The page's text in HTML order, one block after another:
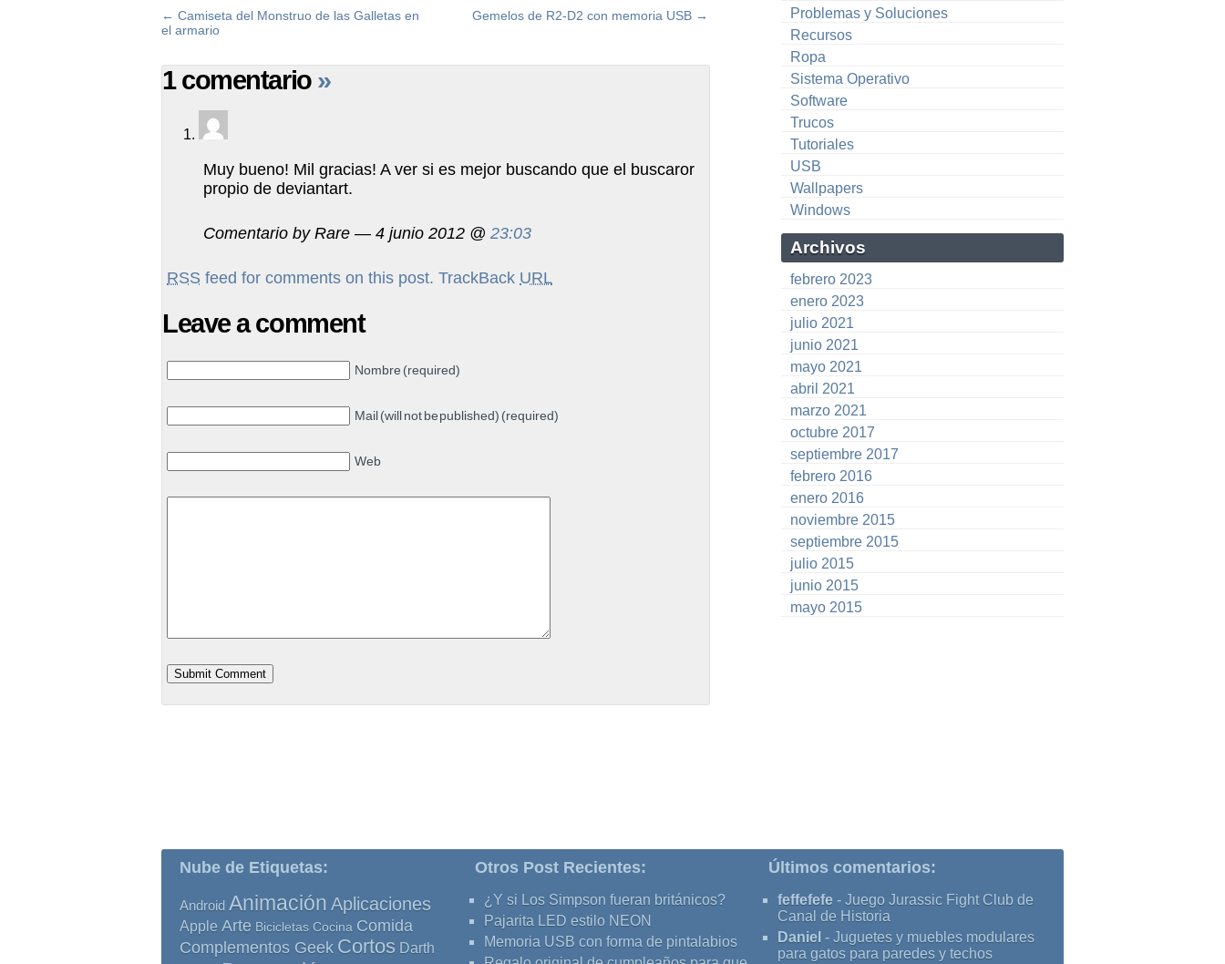
Gemelos de R2-D2 con memoria USB →
← Camiseta del Monstruo de las Galletas en
el armario
1 comentario »
Muy bueno! Mil gracias! A ver si es mejor buscando que el buscaror
propio de deviantart.
Comentario by Rare — 4 junio 2012 @ 23:03
RSS feed for comments on this post. TrackBack URL
Leave a comment
Nombre (required)
Mail (will not be published) (required)
Web
Problemas y Soluciones
Recursos
Ropa
Sistema Operativo
Software
Trucos
Tutoriales
USB
Wallpapers
Windows
Archivos
febrero 2023
enero 2023
julio 2021
junio 2021
mayo 2021
abril 2021
marzo 2021
octubre 2017
septiembre 2017
febrero 2016
enero 2016
noviembre 2015
septiembre 2015
julio 2015
junio 2015
mayo 2015
Nube de Etiquetas:
Android Animación Aplicaciones
Apple Arte Bicicletas Cocina Comida
Complementos Geek Cortos Darth
Otros Post Recientes:
¿Y si Los Simpson fueran británicos?
Pajarita LED estilo NEON
Memoria USB con forma de pintalabios
Últimos comentarios:
feffefefe - Juego Jurassic Fight Club de
Canal de Historia
Daniel - Juguetes y muebles modulares
para gatos para paredes y techos